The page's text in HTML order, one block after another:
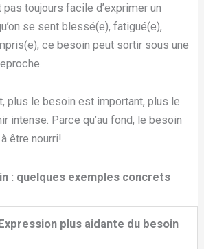
toujours facile d’exprimer un
se sent blessé(e), fatigué(e),
ce besoin peut sortir sous une
plus le besoin est important, plus le
intense. Parce qu’au fond, le besoin
être nourri!
: quelques exemples concrets
plus aidante du besoin